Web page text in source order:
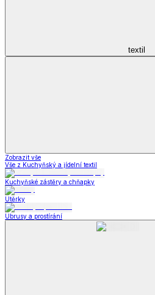
textil
Zobrazit vše
Vše z Kuchyňský a jídelní textil
Kuchyňské zástěry a chňapky
Utěrky
Ubrusy a prostírání